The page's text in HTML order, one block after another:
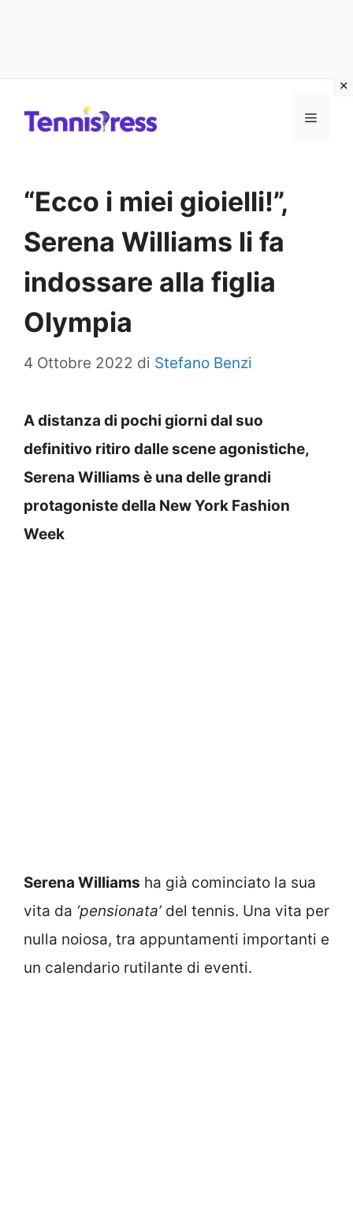
MENU
“Ecco i miei gioielli!”,
Serena Williams li fa
indossare alla figlia
Olympia
4 Ottobre 2022 di Stefano Benzi
A distanza di pochi giorni dal suo
definitivo ritiro dalle scene agonistiche,
Serena Williams è una delle grandi
protagoniste della New York Fashion
Week
Serena Williams ha già cominciato la sua
vita da ‘pensionata’del tennis. Una vita per
nulla noiosa, tra appuntamenti importanti e
un calendario rutilante di eventi.